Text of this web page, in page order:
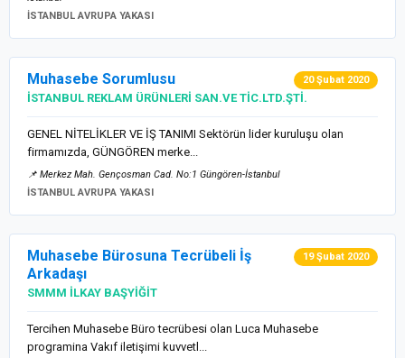
İSTANBUL AVRUPA YAKASI
Muhasebe Sorumlusu 20 Şubat 2020
İSTANBUL REKLAM ÜRÜNLERİ SAN.VE TİC.LTD.ŞTİ.
GENEL NİTELİKLER VE İŞ TANIMI Sektörün lider kuruluşu olan
firmamızda, GÜNGÖREN merke...
📌 Merkez Mah. Gençosman Cad. No:1 Güngören-İstanbul
İSTANBUL AVRUPA YAKASI
Muhasebe Bürosuna Tecrübeli İş
Arkadaşı
19 Şubat 2020
SMMM İLKAY BAŞYİĞİT
Tercihen Muhasebe Büro tecrübesi olan Luca Muhasebe
programina Vakıf iletişimi kuvvetl...